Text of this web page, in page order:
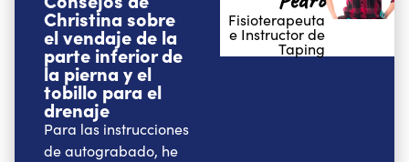
Christina sobre
el vendaje de la
parte inferior de
la pierna y el
tobillo para el
drenaje
Para las instrucciones
de autograbado, he
Fisioterapeuta
e Instructor de
Taping